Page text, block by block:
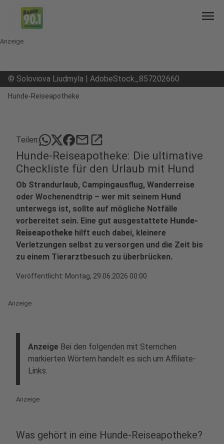
menu
Anzeige
© Soloviova Liudmyla | AdobeStock_857202660
Hunde-Reiseapotheke
Teilen: mailopen_in_new
Hunde-Reiseapotheke: Die ultimative
Checkliste für den Urlaub mit Hund
Ob Strandurlaub, Campingausflug, Wanderreise
oder Wochenendtrip – wer mit seinem Hund
unterwegs ist, sollte auf mögliche Notfälle
vorbereitet sein. Eine gut ausgestattete Hunde-
Reiseapotheke hilft euch dabei, kleinere
Verletzungen selbst zu versorgen und die Zeit bis
zu einem Tierarztbesuch zu überbrücken.
Veröffentlicht: Montag, 29.06.2026 00:00
Anzeige
Anzeige Bei den folgenden mit Sternchen
markierten Wörtern handelt es sich um Affiliate-
Links.
Anzeige
Was gehört in eine Hunde-Reiseapotheke?